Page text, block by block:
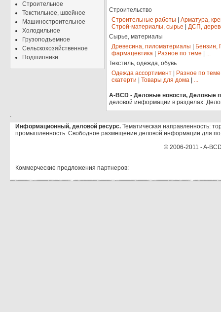
Строительное
Текстильное, швейное
Машиностроительное
Холодильное
Грузоподъемное
Сельскохозяйственное
Подшипники
Строительство
Строительные работы
Арматура,
Строй-материалы, сырье
ДСП,
Сырье, материалы
Древесина, пиломатериалы
Бензин,
фармацевтика
Разное по теме
...
Текстиль, одежда, обувь
Одежда ассортимент
Разное по теме
скатерти
Товары для дома ...
A-BCD - Деловые новости, Деловые
деловой информации в разделах:
.
Информационный, деловой ресурс. Тематическая направленность:
промышленность. Свободное размещение деловой информации для
© 2006-2011 - A-
Коммерческие предложения партнеров: